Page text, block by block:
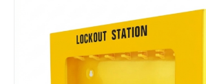
Сагсанд хийх